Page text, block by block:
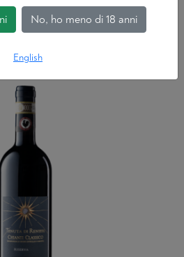
No, ho meno di 18 anni
English